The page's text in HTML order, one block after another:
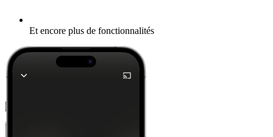
Et encore plus de fonctionnalités